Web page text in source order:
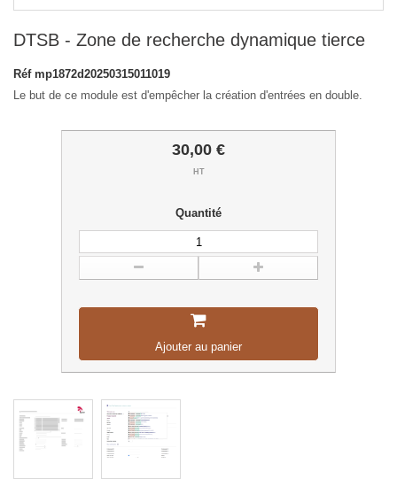
DTSB - Zone de recherche dynamique tierce
Réf mp1872d20250315011019
Le but de ce module est d'empêcher la création d'entrées en double.
30,00 €
HT
Quantité
Ajouter au panier